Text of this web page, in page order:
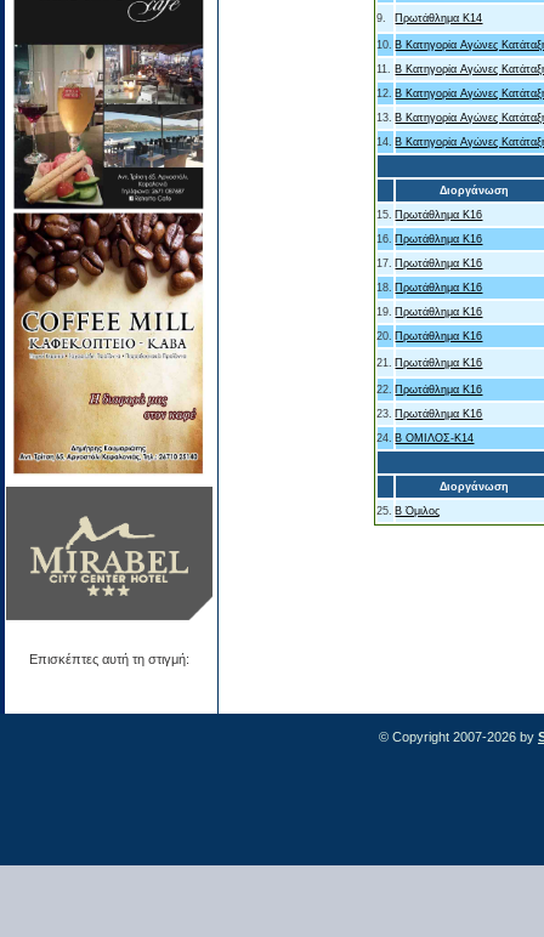
Επισκέπτες αυτή τη στιγμή:
9. Πρωτάθλημα Κ14
10. B Κατηγορία Αγώνες
11. B Κατηγορία Αγώνες
12. B Κατηγορία Αγώνες
13. B Κατηγορία Αγώνες
14. B Κατηγορία Αγώνες
Διοργάνωση
15. Πρωτάθλημα Κ16
16. Πρωτάθλημα Κ16
17. Πρωτάθλημα Κ16
18. Πρωτάθλημα Κ16
19. Πρωτάθλημα Κ16
20. Πρωτάθλημα Κ16
21. Πρωτάθλημα Κ16
22. Πρωτάθλημα Κ16
23. Πρωτάθλημα Κ16
24. Β ΟΜΙΛΟΣ-Κ14
Διοργάνωση
25. Β Όμιλος
© Copyright 2007-2026 by